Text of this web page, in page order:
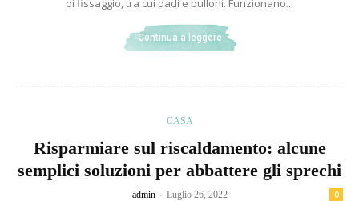
Continua a leggere
CASA
Risparmiare sul riscaldamento: alcune
semplici soluzioni per abbattere gli sprechi
admin - Luglio 26, 2022 0